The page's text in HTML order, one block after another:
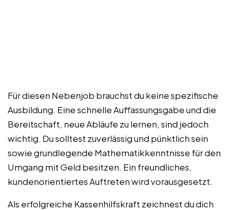
Für diesen Nebenjob brauchst du keine spezifische
Ausbildung. Eine schnelle Auffassungsgabe und die
Bereitschaft, neue Abläufe zu lernen, sind jedoch
wichtig. Du solltest zuverlässig und pünktlich sein
sowie grundlegende Mathematikkenntnisse für den
Umgang mit Geld besitzen. Ein freundliches,
kundenorientiertes Auftreten wird vorausgesetzt.
Als erfolgreiche Kassenhilfskraft zeichnest du dich